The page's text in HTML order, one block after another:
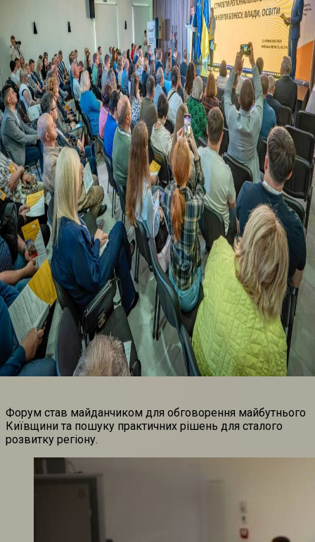
Форум став майданчиком для обговорення майбутнього
Київщини та пошуку практичних рішень для сталого
розвитку регіону.